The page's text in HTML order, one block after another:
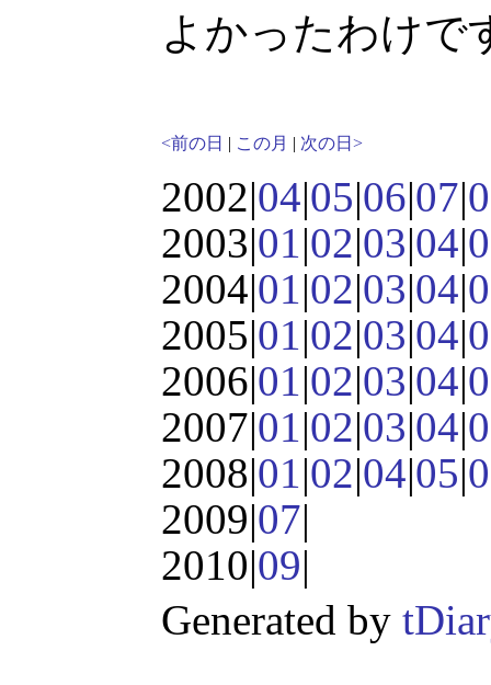
よかったわけで
<前の日 | この月 | 次の日>
2002|04|05|06|07|
2003|01|02|03|04|
2004|01|02|03|04|
2005|01|02|03|04|
2006|01|02|03|04|
2007|01|02|03|04|
2008|01|02|04|05|
2009|07|
2010|09|
Generated by